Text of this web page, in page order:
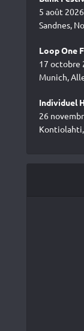
5 août
Sandnes,
Loop One
17 octobre
Munich,
Individuel
26